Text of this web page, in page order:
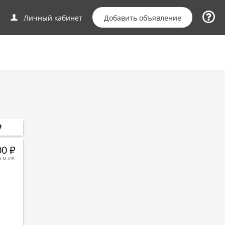
Личный кабинет Добавить объявление
Р
м.кв.